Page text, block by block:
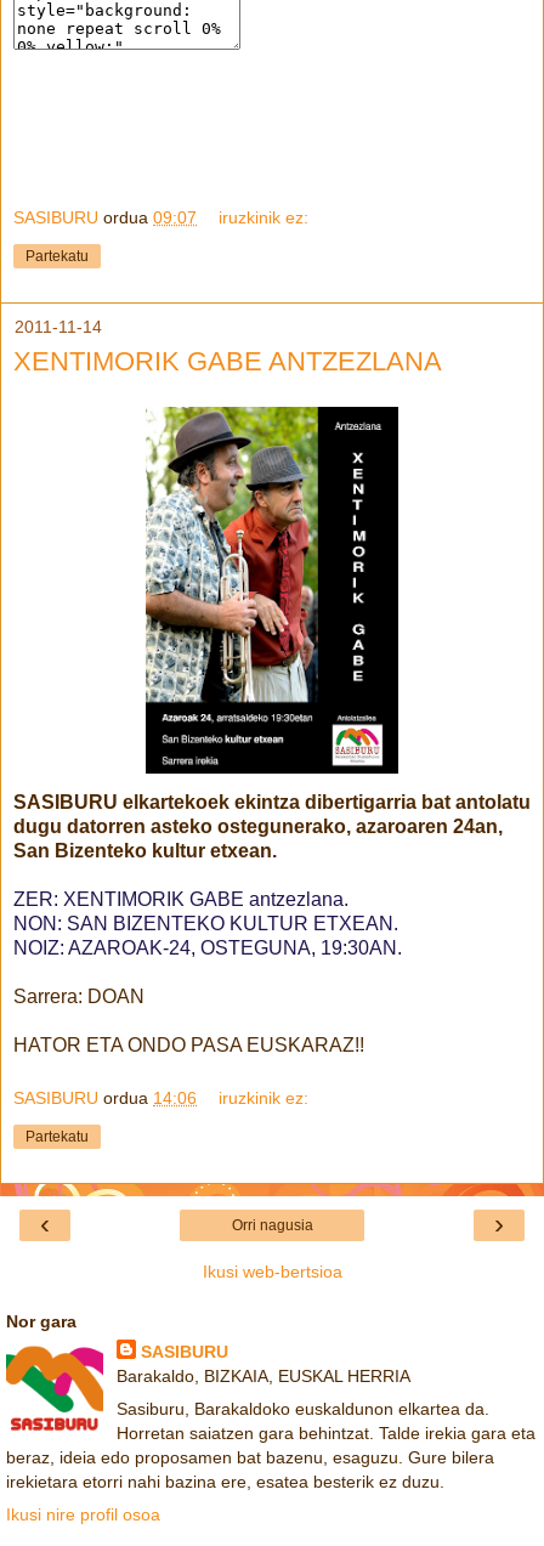
SASIBURU ordua 09:07 iruzkinik ez:
Partekatu
2011-11-14
XENTIMORIK GABE ANTZEZLANA
SASIBURU elkartekoek ekintza dibertigarria bat antolatu
dugu datorren asteko ostegunerako, azaroaren 24an,
San Bizenteko kultur etxean.
ZER: XENTIMORIK GABE antzezlana.
NON: SAN BIZENTEKO KULTUR ETXEAN.
NOIZ: AZAROAK-24, OSTEGUNA, 19:30AN.
Sarrera: DOAN
HATOR ETA ONDO PASA EUSKARAZ!!
SASIBURU ordua 14:06 iruzkinik ez:
Partekatu
‹ ›
Orri nagusia
Ikusi web-bertsioa
Nor gara
SASIBURU
Barakaldo, BIZKAIA, EUSKAL HERRIA
Sasiburu, Barakaldoko euskaldunon elkartea da.
Horretan saiatzen gara behintzat. Talde irekia gara eta
beraz, ideia edo proposamen bat bazenu, esaguzu. Gure bilera
irekietara etorri nahi bazina ere, esatea besterik ez duzu.
Ikusi nire profil osoa